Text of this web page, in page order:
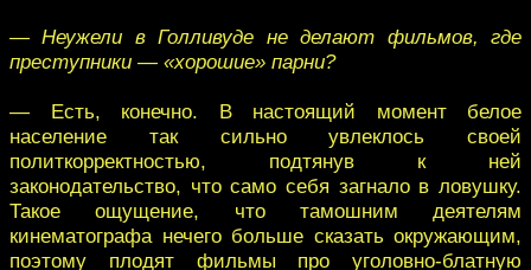
— Неужели в Голливуде не делают фильмов, где
преступники — «хорошие» парни?
— Есть, конечно. В настоящий момент белое
население так сильно увлеклось своей
политкорректностью, подтянув к ней
законодательство, что само себя загнало в ловушку.
Такое ощущение, что тамошним деятелям
кинематографа нечего больше сказать окружающим,
поэтому плодят фильмы про уголовно-блатную